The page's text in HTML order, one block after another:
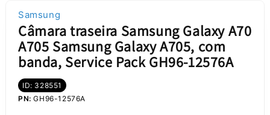
Samsung
Câmara traseira Samsung Galaxy A70
A705 Samsung Galaxy A705, com
banda, Service Pack GH96-12576A
ID: 328551
PN: GH96-12576A